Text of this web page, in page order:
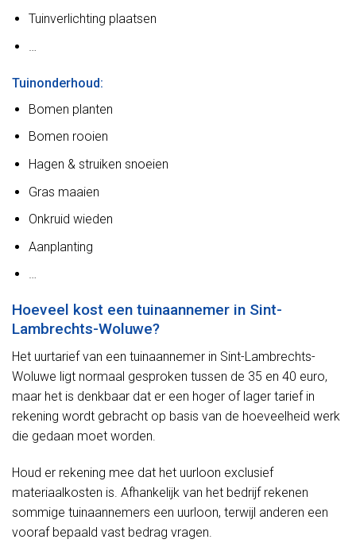
Tuinverlichting plaatsen
…
Tuinonderhoud:
Bomen planten
Bomen rooien
Hagen & struiken snoeien
Gras maaien
Onkruid wieden
Aanplanting
…
Hoeveel kost een tuinaannemer in Sint-
Lambrechts-Woluwe?
Het uurtarief van een tuinaannemer in Sint-Lambrechts-
Woluwe ligt normaal gesproken tussen de 35 en 40 euro,
maar het is denkbaar dat er een hoger of lager tarief in
rekening wordt gebracht op basis van de hoeveelheid werk
die gedaan moet worden.
Houd er rekening mee dat het uurloon exclusief
materiaalkosten is. Afhankelijk van het bedrijf rekenen
sommige tuinaannemers een uurloon, terwijl anderen een
vooraf bepaald vast bedrag vragen.